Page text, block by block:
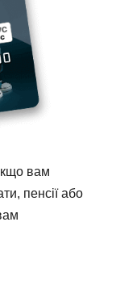
вам
пенсії або